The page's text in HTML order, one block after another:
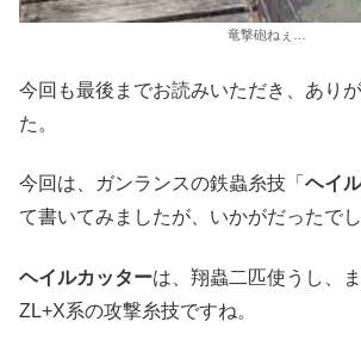
竜撃砲ねぇ…
今回も最後までお読みいただき、あり
た。
今回は、ガンランスの鉄蟲糸技「 ヘイ
て書いてみましたが、いかがだったで
ヘイルカッターは、翔蟲二匹使うし、
ZL+X系の攻撃糸技ですね。